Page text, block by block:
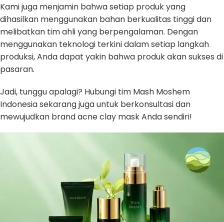
Kami juga menjamin bahwa setiap produk yang
dihasilkan menggunakan bahan berkualitas tinggi dan
melibatkan tim ahli yang berpengalaman. Dengan
menggunakan teknologi terkini dalam setiap langkah
produksi, Anda dapat yakin bahwa produk akan sukses di
pasaran.
Jadi, tunggu apalagi? Hubungi tim Mash Moshem
Indonesia sekarang juga untuk berkonsultasi dan
mewujudkan brand acne clay mask Anda sendiri!